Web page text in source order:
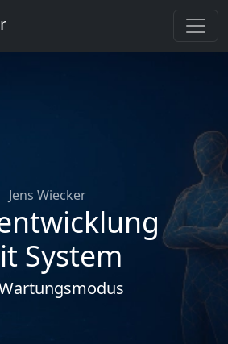
Jens Wiecker
System